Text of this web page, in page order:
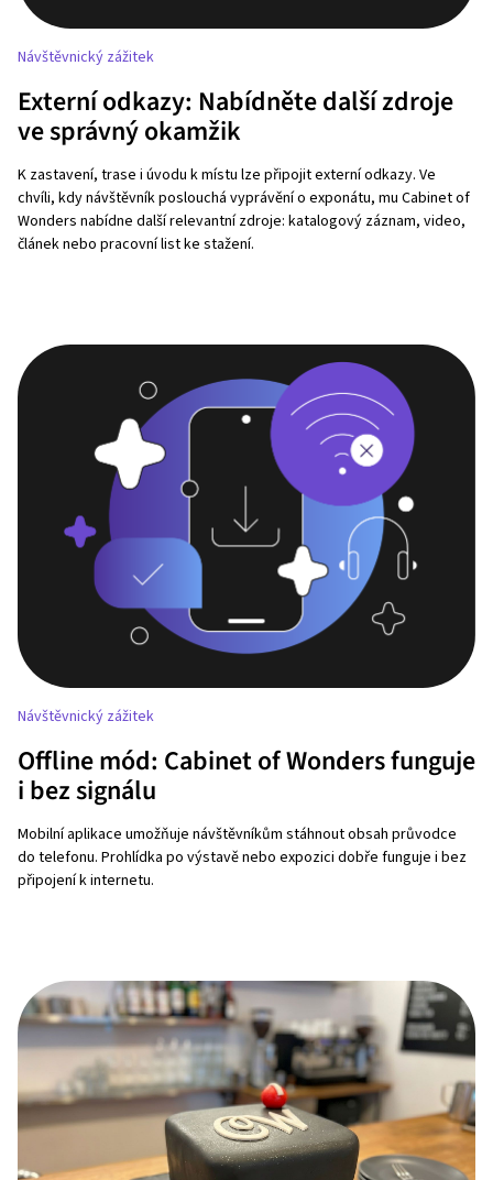
Návštěvnický zážitek
Externí odkazy: Nabídněte další zdroje
ve správný okamžik
K zastavení, trase i úvodu k místu lze připojit externí odkazy. Ve
chvíli, kdy návštěvník poslouchá vyprávění o exponátu, mu Cabinet of
Wonders nabídne další relevantní zdroje: katalogový záznam, video,
článek nebo pracovní list ke stažení.
Návštěvnický zážitek
Offline mód: Cabinet of Wonders funguje
i bez signálu
Mobilní aplikace umožňuje návštěvníkům stáhnout obsah průvodce
do telefonu. Prohlídka po výstavě nebo expozici dobře funguje i bez
připojení k internetu.